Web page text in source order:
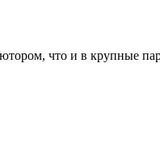
что и в крупные